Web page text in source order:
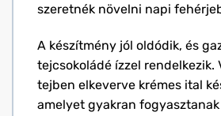
szeretnék növelni napi
A készítmény jól oldódik, és
tejcsokoládé ízzel rendelkezik.
tejben elkeverve krémes ital
amelyet gyakran